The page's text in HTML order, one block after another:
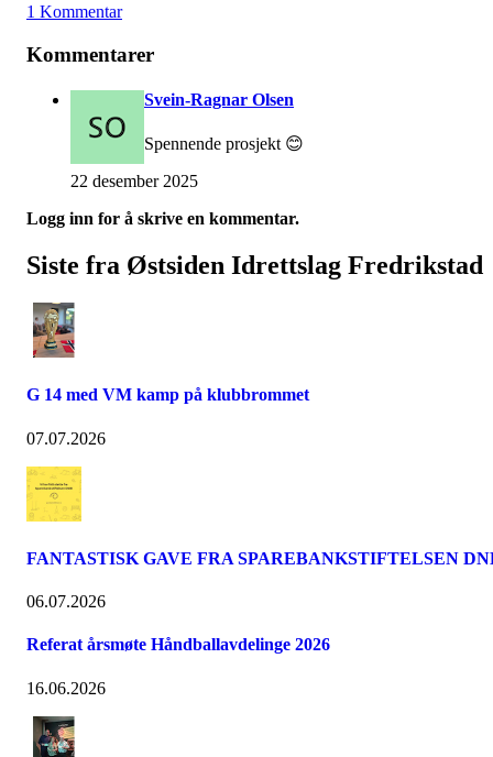
1 Kommentar
Kommentarer
Svein-Ragnar Olsen
Spennende prosjekt 😊
22 desember 2025
Logg inn for å skrive en kommentar.
Siste fra Østsiden Idrettslag Fredrikstad
G 14 med VM kamp på klubbrommet
07.07.2026
FANTASTISK GAVE FRA SPAREBANKSTIFTELSEN
06.07.2026
Referat årsmøte Håndballavdelinge 2026
16.06.2026